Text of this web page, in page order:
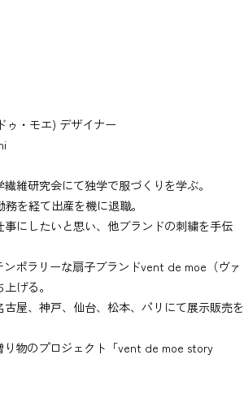
・モエ) デザイナー
維研究会にて独学で服づくりを学ぶ。
を経て出産を機に退職。
にしたいと思い、他ブランドの刺繍を手伝
ンポラリーな扇子ブランドvent de moe（ヴァ
げる。
屋、神戸、仙台、松本、パリにて展示販売を
り物のプロジェクト「vent de moe story